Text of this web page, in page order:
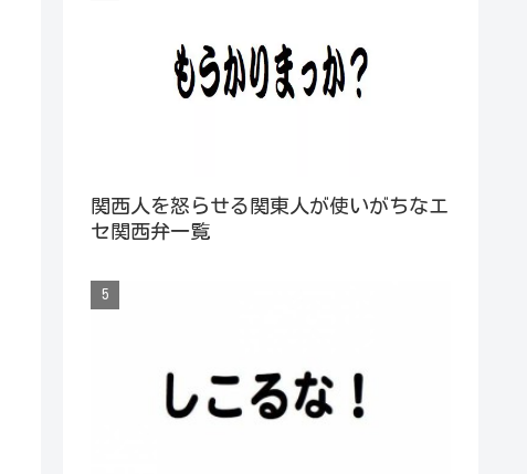
関西人を怒らせる関東人が使いがちなエ
セ関西弁一覧